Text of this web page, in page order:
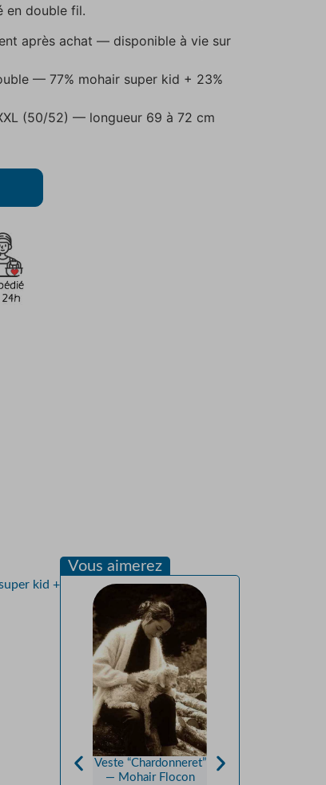
en double fil.
après achat — disponible à vie sur
— 77% mohair super kid + 23%
(50/52) — longueur 69 à 72 cm
kid +
Vous aimerez
Veste “Chardonneret”
— Mohair Flocon